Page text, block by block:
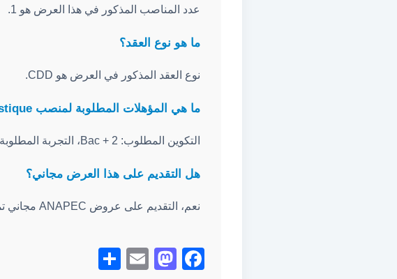
عدد المناصب المذكور في هذا العرض هو 1.
ما هو نوع العقد؟
نوع العقد المذكور في العرض هو CDD.
ما هي المؤهلات المطلوبة لمنصب Responsable Logistique؟
التكوين المطلوب: Bac + 2، التجربة المطلوبة: (1 an – 2 ans).
هل التقديم على هذا العرض مجاني؟
نعم، التقديم على عروض ANAPEC مجاني تماماً، ولا يجب دفع أي مبلغ مالي لأي وسيط.
Facebook
Mastodon
Email